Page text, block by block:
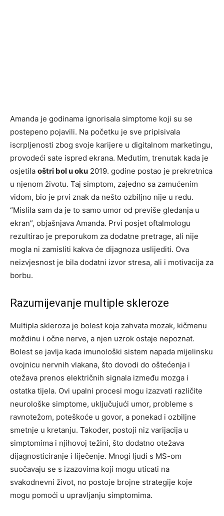
Amanda je godinama ignorisala simptome koji su se
postepeno pojavili. Na početku je sve pripisivala
iscrpljenosti zbog svoje karijere u digitalnom marketingu,
provodeći sate ispred ekrana. Međutim, trenutak kada je
osjetila oštri bol u oku 2019. godine postao je prekretnica
u njenom životu. Taj simptom, zajedno sa zamućenim
vidom, bio je prvi znak da nešto ozbiljno nije u redu.
“Mislila sam da je to samo umor od previše gledanja u
ekran”, objašnjava Amanda. Prvi posjet oftalmologu
rezultirao je preporukom za dodatne pretrage, ali nije
mogla ni zamisliti kakva će dijagnoza uslijediti. Ova
neizvjesnost je bila dodatni izvor stresa, ali i motivacija za
borbu.
Razumijevanje multiple skleroze
Multipla skleroza je bolest koja zahvata mozak, kičmenu
moždinu i očne nerve, a njen uzrok ostaje nepoznat.
Bolest se javlja kada imunološki sistem napada mijelinsku
ovojnicu nervnih vlakana, što dovodi do oštećenja i
otežava prenos električnih signala između mozga i
ostatka tijela. Ovi upalni procesi mogu izazvati različite
neurološke simptome, uključujući umor, probleme s
ravnotežom, poteškoće u govor, a ponekad i ozbiljne
smetnje u kretanju. Također, postoji niz varijacija u
simptomima i njihovoj težini, što dodatno otežava
dijagnosticiranje i liječenje. Mnogi ljudi s MS-om
suočavaju se s izazovima koji mogu uticati na
svakodnevni život, no postoje brojne strategije koje
mogu pomoći u upravljanju simptomima.